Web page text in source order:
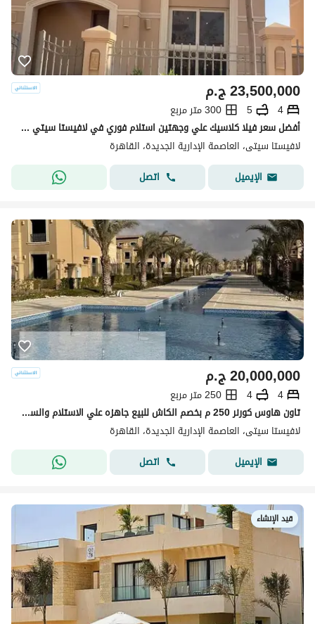
ج.م23,500,000
4
5
300 متر مربع
أفضل سعر فيلا كلاسيك علي وجهتين استلام فوري في لافيستا سيتي -La Vista City New Capital
لافيستا سيتى، العاصمة الإدارية الجديدة، القاهرة
الإيميل
اتصل
ج.م20,000,000
4
4
250 متر مربع
تاون هاوس كورنر 250 م بخصم الكاش للبيع جاهزه علي الاستلام والسكن متشطبه بالكامل في قلب العاصمة الادارية الجديده بكمبوند لافيستا سيتي
لافيستا سيتى، العاصمة الإدارية الجديدة، القاهرة
الإيميل
اتصل
قيد الإنشاء